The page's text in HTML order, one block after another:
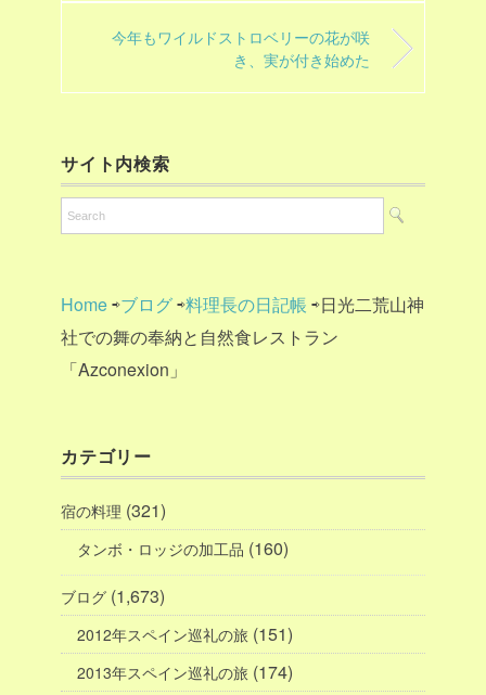
今年もワイルドストロベリーの花が咲
き、実が付き始めた
サイト内検索
Home⇨ブログ⇨料理長の日記帳 ⇨日光二荒山神
社での舞の奉納と自然食レストラン
「Azconexion」
カテゴリー
宿の料理 (321)
タンボ・ロッジの加工品 (160)
ブログ (1,673)
2012年スペイン巡礼の旅 (151)
2013年スペイン巡礼の旅 (174)